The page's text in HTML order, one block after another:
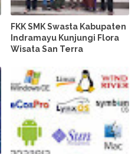
FKK SMK Swasta Kabupaten
Indramayu Kunjungi Flora
Wisata San Terra